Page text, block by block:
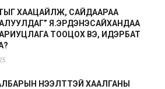
ХААЦАЙЛЖ, САЙДААРАА
Я.ЭРДЭНЭСАЙХАНДАА
ТООЦОХ ВЭ, ИДЭРБАТ
НЭЭЛТТЭЙ ХААЛГАНЫ